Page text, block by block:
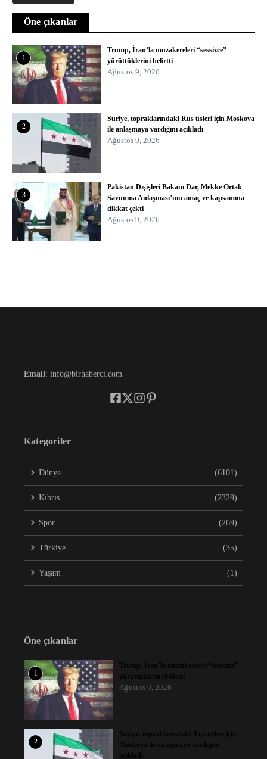
Öne çıkanlar
1
Trump, İran’la müzakereleri “sessizce”
yürüttüklerini belirtti
Ağustos 9, 2026
2
Suriye, topraklarındaki Rus üsleri için Moskova
ile anlaşmaya vardığını açıkladı
Ağustos 9, 2026
3
Pakistan Dışişleri Bakanı Dar, Mekke Ortak
Savunma Anlaşması’nın amaç ve kapsamına
dikkat çekti
Ağustos 9, 2026
Email : info@birhaberci.com
Kategoriler
Dünya (6101)
Kıbrıs (2329)
Spor (269)
Türkiye (35)
Yaşam (1)
Öne çıkanlar
1
Trump, İran’la müzakereleri “sessizce”
yürüttüklerini belirtti
Ağustos 9, 2026
2
Suriye, topraklarındaki Rus üsleri için
Moskova ile anlaşmaya vardığını
açıkladı